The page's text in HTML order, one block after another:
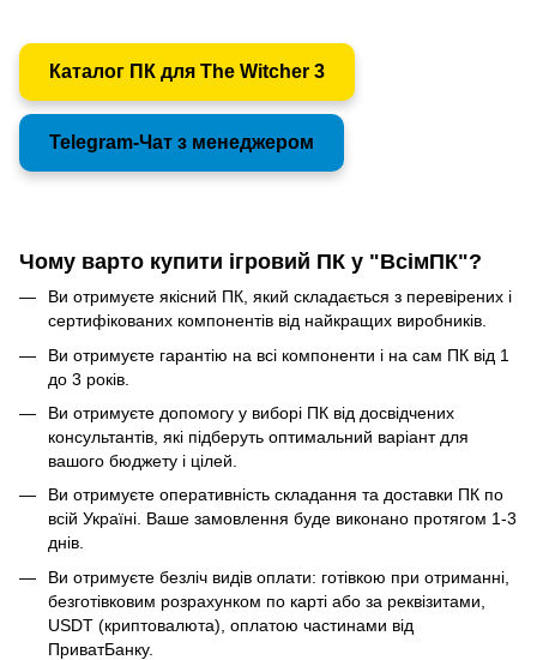
Каталог ПК для The Witcher 3
Telegram-Чат з менеджером
Чому варто купити ігровий ПК у "ВсімПК"?
Ви отримуєте якісний ПК, який складається з перевірених і
сертифікованих компонентів від найкращих виробників.
Ви отримуєте гарантію на всі компоненти і на сам ПК від 1
до 3 років.
Ви отримуєте допомогу у виборі ПК від досвідчених
консультантів, які підберуть оптимальний варіант для
вашого бюджету і цілей.
Ви отримуєте оперативність складання та доставки ПК по
всій Україні. Ваше замовлення буде виконано протягом 1-3
днів.
Ви отримуєте безліч видів оплати: готівкою при отриманні,
безготівковим розрахунком по карті або за реквізитами,
USDT (криптовалюта), оплатою частинами від
ПриватБанку.